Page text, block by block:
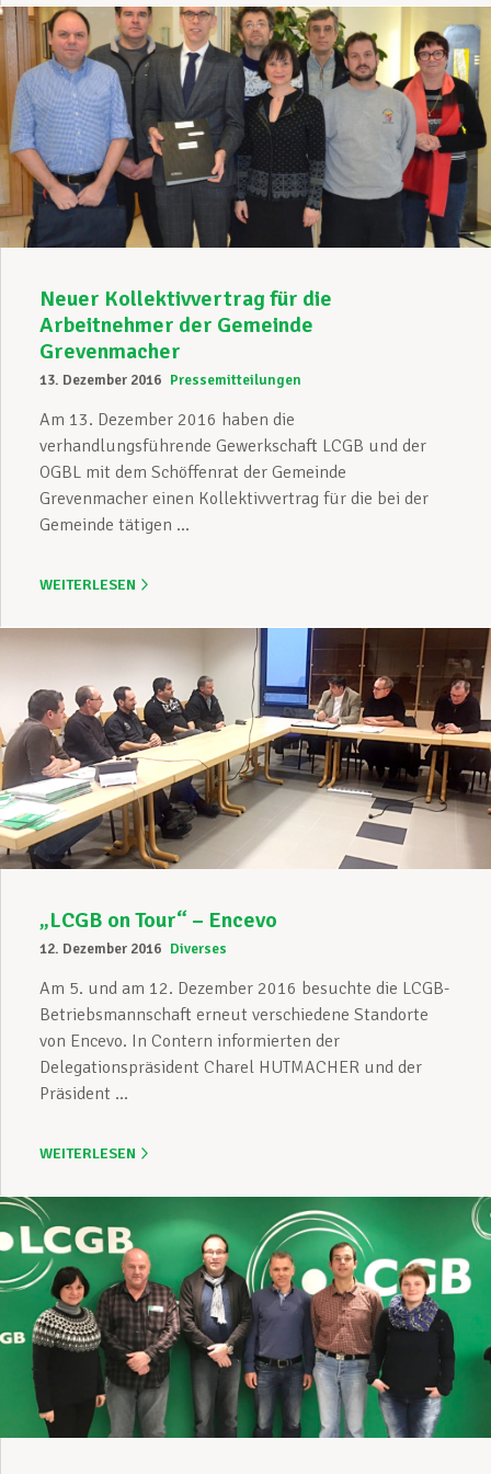
Neuer Kollektivvertrag für die
Arbeitnehmer der Gemeinde
Grevenmacher
13. Dezember 2016 Pressemitteilungen
Am 13. Dezember 2016 haben die
verhandlungsführende Gewerkschaft LCGB und der
OGBL mit dem Schöffenrat der Gemeinde
Grevenmacher einen Kollektivvertrag für die bei der
Gemeinde tätigen ...
WEITERLESEN
„LCGB on Tour“ – Encevo
12. Dezember 2016 Diverses
Am 5. und am 12. Dezember 2016 besuchte die LCGB-
Betriebsmannschaft erneut verschiedene Standorte
von Encevo. In Contern informierten der
Delegationspräsident Charel HUTMACHER und der
Präsident ...
WEITERLESEN